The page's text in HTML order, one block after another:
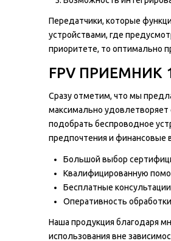
Передатчики, которые
устройствами, где
приоритете, то оптимально
FPV
Сразу отметим, что мы
максимально удовлетворяет
подобрать беспроводное
предпочтения и финансовые
Большой выбор
Квалифицированную
Бесплатные
Оперативность
Наша продукция благодаря
использования вне